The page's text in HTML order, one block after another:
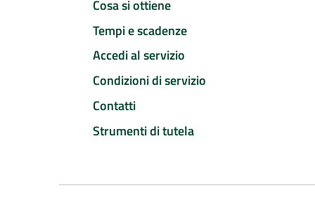
Cosa si ottiene
Tempi e scadenze
Accedi al servizio
Condizioni di servizio
Contatti
Strumenti di tutela